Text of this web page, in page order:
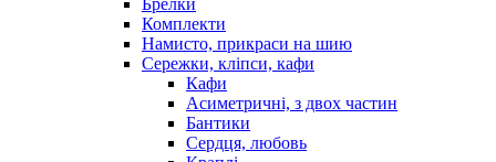
Комплекти
Намисто, прикраси на шию
Сережки, кліпси, кафи
Кафи
Асиметричні, з двох частин
Бантики
Сердця, любовь